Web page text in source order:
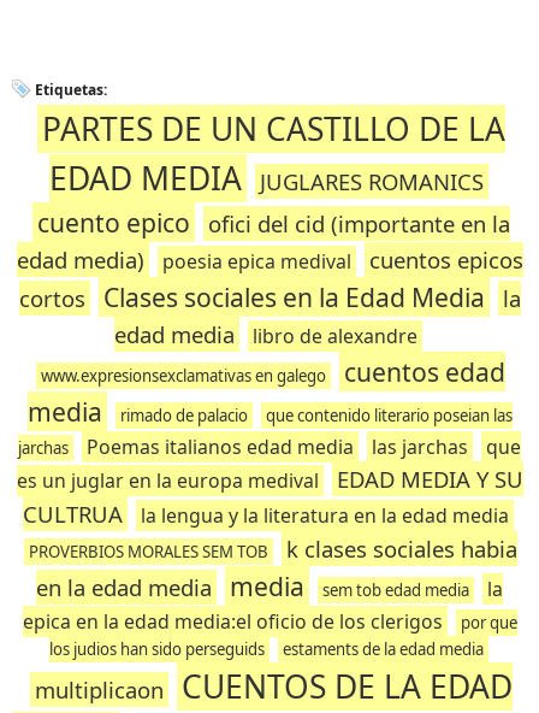
Etiquetas:
PARTES DE UN CASTILLO DE LA
EDAD MEDIA
JUGLARES ROMANICS
cuento epico
ofici del cid (importante en la
edad media)
poesia epica medival
cuentos epicos
cortos
Clases sociales en la Edad Media
la
edad media
libro de alexandre
www.expresionsexclamativas en galego
cuentos edad
media
rimado de palacio
que contenido literario poseian las
jarchas
Poemas italianos edad media las jarchas
que
es un juglar en la europa medival
EDAD MEDIA Y SU
CULTRUA
la lengua y la literatura en la edad media
PROVERBIOS MORALES SEM TOB
k clases sociales habia
en la edad media
media sem tob edad media
la
epica en la edad media:el oficio de los clerigos
por que
los judios han sido perseguids
estaments de la edad media
multiplicaon
CUENTOS DE LA EDAD